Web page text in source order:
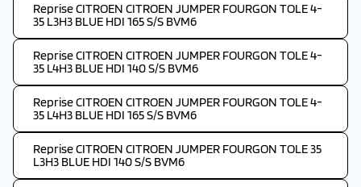
Reprise CITROEN CITROEN JUMPER FOURGON TOLE 4-
35 L3H3 BLUE HDI 165 S/S BVM6
Reprise CITROEN CITROEN JUMPER FOURGON TOLE 4-
35 L4H3 BLUE HDI 140 S/S BVM6
Reprise CITROEN CITROEN JUMPER FOURGON TOLE 4-
35 L4H3 BLUE HDI 165 S/S BVM6
Reprise CITROEN CITROEN JUMPER FOURGON TOLE 35
L3H3 BLUE HDI 140 S/S BVM6